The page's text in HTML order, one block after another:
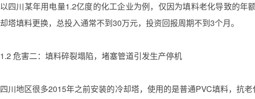
以四川某年用电量1.2亿度的化工企业为例，仅因为填料老化导致的年
却塔填料更换‌，总投入通常不到30万元，投资回报周期不到3个月。
1.2 危害二：填料碎裂塌陷，堵塞管道引发生产停机
四川地区很多2015年之前安装的冷却塔，使用的是普通PVC填料，抗